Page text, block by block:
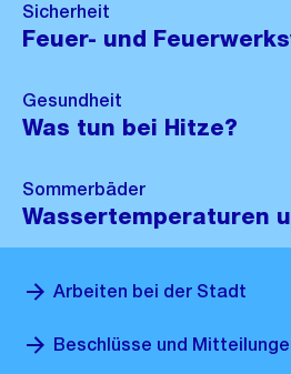
Sicherheit
Feuer- und
Gesundheit
Was tun bei Hitze?
Sommerbäder
Wassertemperaturen
Arbeiten bei der Stadt
Beschlüsse und